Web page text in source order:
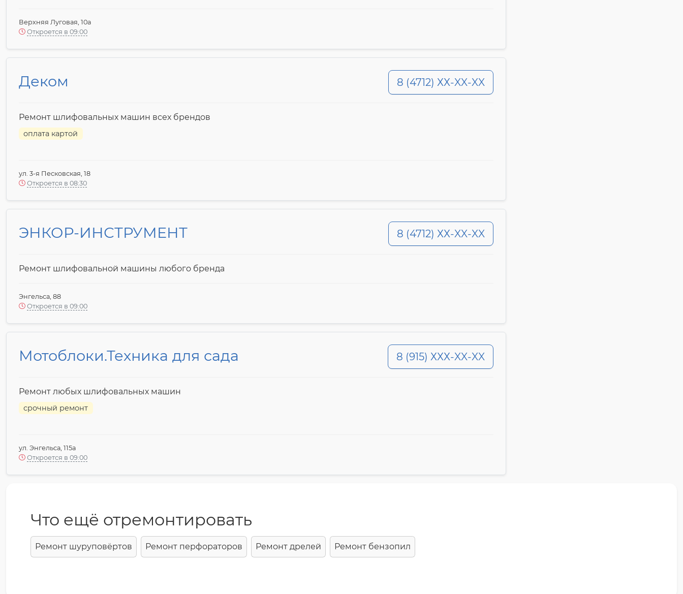
Верхняя Луговая, 10а
Откроется в 09:00
Деком 8 (4712) ХХ-XX-XX
Ремонт шлифовальных машин всех брендов
оплата картой
ул. 3-я Песковская, 18
Откроется в 08:30
ЭНКОР-ИНСТРУМЕНТ 8 (4712) ХХ-XX-XX
Ремонт шлифовальной машины любого бренда
Энгельса, 88
Откроется в 09:00
Мотоблоки.Техника для сада 8 (915) ХХХ-XX-XX
Ремонт любых шлифовальных машин
срочный ремонт
ул. Энгельса, 115а
Откроется в 09:00
Что ещё отремонтировать
Ремонт шуруповёртов Ремонт перфораторов Ремонт дрелей Ремонт бензопил